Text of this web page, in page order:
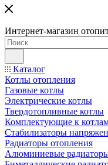
Интернет-магазин
Каталог
Котлы отопления
Газовые котлы
Электрические котлы
Твердотопливные котлы
Комплектующие к
Стабилизаторы
Радиаторы отопления
Алюминиевые